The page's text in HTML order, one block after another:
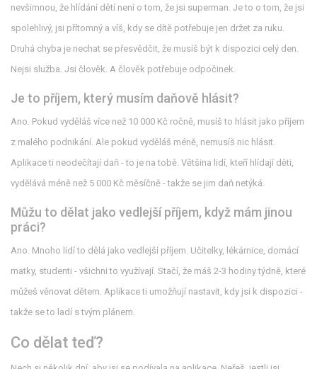
nevšimnou, že hlídání dětí není o tom, že jsi superman. Je to o tom, že jsi
spolehlivý, jsi přítomný a víš, kdy se dítě potřebuje jen držet za ruku.
Druhá chyba je nechat se přesvědčit, že musíš být k dispozici celý den.
Nejsi služba. Jsi člověk. A člověk potřebuje odpočinek.
Je to příjem, který musím daňově hlásit?
Ano. Pokud vyděláš více než 10 000 Kč ročně, musíš to hlásit jako příjem
z malého podnikání. Ale pokud vyděláš méně, nemusíš nic hlásit.
Aplikace ti neodečítají daň - to je na tobě. Většina lidí, kteří hlídají děti,
vydělává méně než 5 000 Kč měsíčně - takže se jim daň netýká.
Můžu to dělat jako vedlejší příjem, když mám jinou
práci?
Ano. Mnoho lidí to dělá jako vedlejší příjem. Učitelky, lékárnice, domácí
matky, studenti - všichni to využívají. Stačí, že máš 2-3 hodiny týdně, které
můžeš věnovat dětem. Aplikace ti umožňují nastavit, kdy jsi k dispozici -
takže se to ladí s tvým plánem.
Co dělat teď?